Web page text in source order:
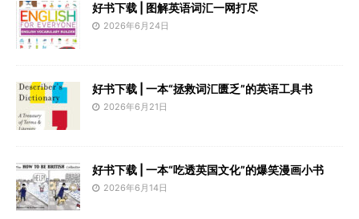
好书下载 | 图解英语词汇一网打尽
2026年6月24日
好书下载 | 一本“拯救词汇匮乏”的英语工具书
2026年6月21日
好书下载 | 一本“吃透英国文化”的爆笑漫画小书
2026年6月14日